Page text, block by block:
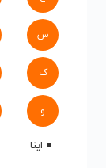
س
ک
و
اینا